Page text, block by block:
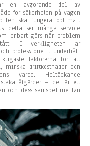
en avgörande del av
för säkerheten på vägen
ska fungera optimalt
detta ser många service
enbart görs när problem
I verkligheten är
professionellt underhåll
faktorerna för att
minska driftkostnader och
värde. Heltäckande
åtgärder – det är ett
och dess samspel mellan